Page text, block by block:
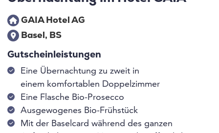
GAIA Hotel AG
Basel, BS
Gutscheinleistungen
Eine Übernachtung zu zweit in
einem komfortablen Doppelzimmer
Eine Flasche Bio-Prosecco
Ausgewogenes Bio-Frühstück
Mit der Baselcard während des ganzen